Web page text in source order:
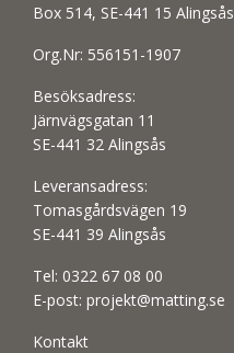
Box 514, SE-441 15 Alingsås
Org.Nr: 556151-1907
Besöksadress:
Järnvägsgatan 11
SE-441 32 Alingsås
Leveransadress:
Tomasgårdsvägen 19
SE-441 39 Alingsås
Tel: 0322 67 08 00
E-post: projekt@matting.se
Kontakt